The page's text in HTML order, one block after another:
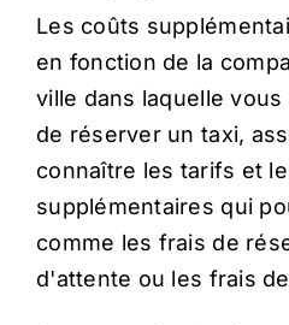
Les coûts
en fonction de la
ville dans laquelle
de réserver un taxi,
connaître les tarifs et
supplémentaires qui
comme les frais de
d'attente ou les frais